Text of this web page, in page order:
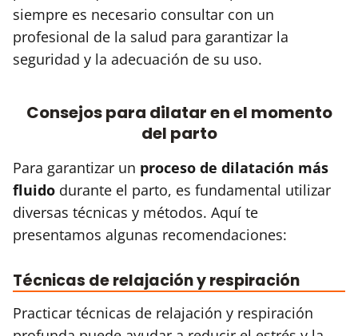
siempre es necesario consultar con un
profesional de la salud para garantizar la
seguridad y la adecuación de su uso.
Consejos para dilatar en el momento
del parto
Para garantizar un proceso de dilatación más
fluido durante el parto, es fundamental utilizar
diversas técnicas y métodos. Aquí te
presentamos algunas recomendaciones:
Técnicas de relajación y respiración
Practicar técnicas de relajación y respiración